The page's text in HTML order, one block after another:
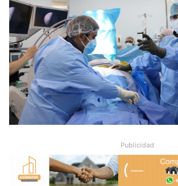
Publicidad